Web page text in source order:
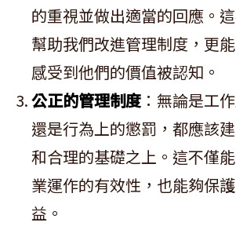
的重視並做出適當的回應。
幫助我們改進管理制度，更
感受到他們的價值被認知。
公正的管理制度 ：無論是工
還是行為上的懲罰，都應該
和合理的基礎之上。這不僅
業運作的有效性，也能夠保
益。